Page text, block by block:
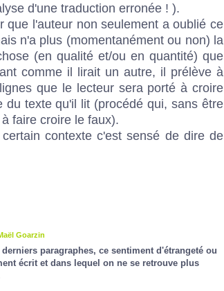
d'une traduction erronée ! ).
que l'auteur non seulement a oublié ce
n'a plus (momentanément ou non) la
(en qualité et/ou en quantité) que
comme il lirait un autre, il prélève à
que le lecteur sera porté à croire
du texte qu'il lit (procédé qui, sans être
faire croire le faux).
contexte c'est sensé de dire de
Goarzin
paragraphes, ce sentiment d'étrangeté ou
écrit et dans lequel on ne se retrouve plus